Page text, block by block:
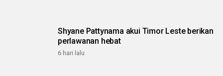
Shyane Pattynama akui Timor Leste berikan
perlawanan hebat
6 hari lalu